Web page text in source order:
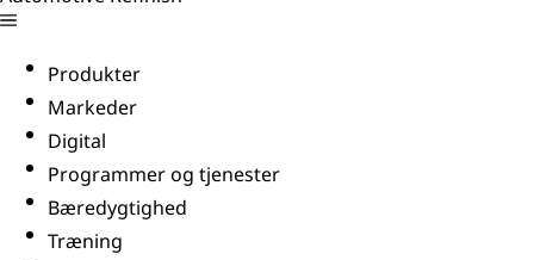
Produkter
Markeder
Digital
Programmer og tjenester
Bæredygtighed
Træning